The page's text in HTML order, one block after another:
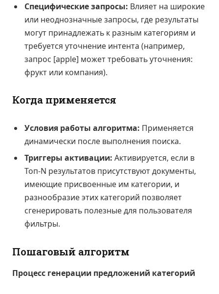
Специфические запросы: Влияет на широкие
или неоднозначные запросы, где результаты
могут принадлежать к разным категориям и
требуется уточнение интента (например,
запрос [apple] может требовать уточнения:
фрукт или компания).
Когда применяется
Условия работы алгоритма: Применяется
динамически после выполнения поиска.
Триггеры активации: Активируется, если в
Топ-N результатов присутствуют документы,
имеющие присвоенные им категории, и
разнообразие этих категорий позволяет
сгенерировать полезные для пользователя
фильтры.
Пошаговый алгоритм
Процесс генерации предложений категорий